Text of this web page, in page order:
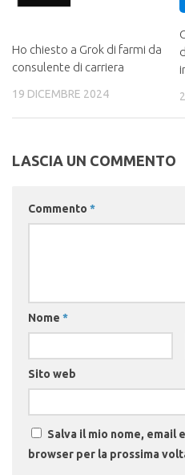
Ho chiesto a Grok di farmi da
consulente di carriera
19 DICEMBRE 2024
LASCIA UN COMMENTO
Commento *
Nome *
Sito web
Salva il mio nome, email
browser per la prossima